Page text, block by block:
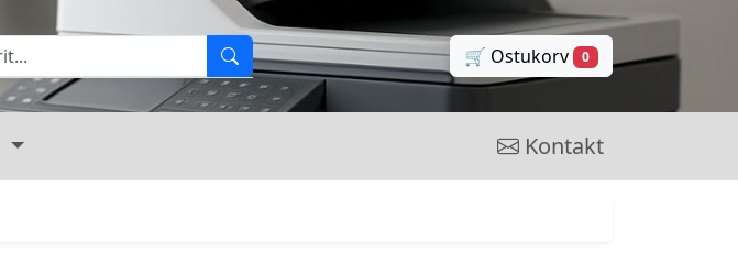
🛒 Ostukorv 0
Kontakt